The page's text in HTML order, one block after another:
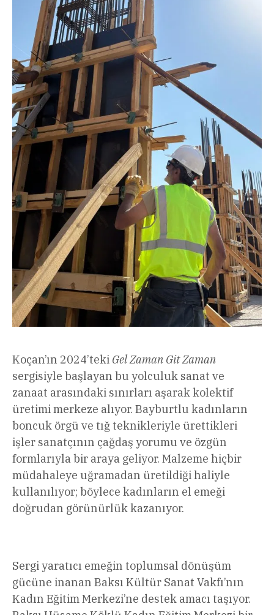
Koçan’ın 2024’teki Gel Zaman Git Zaman
sergisiyle başlayan bu yolculuk sanat ve
zanaat arasındaki sınırları aşarak kolektif
üretimi merkeze alıyor. Bayburtlu kadınların
boncuk örgü ve tığ teknikleriyle ürettikleri
işler sanatçının çağdaş yorumu ve özgün
formlarıyla bir araya geliyor. Malzeme hiçbir
müdahaleye uğramadan üretildiği haliyle
kullanılıyor; böylece kadınların el emeği
doğrudan görünürlük kazanıyor.
Sergi yaratıcı emeğin toplumsal dönüşüm
gücüne inanan Baksı Kültür Sanat Vakfı’nın
Kadın Eğitim Merkezi’ne destek amacı taşıyor.